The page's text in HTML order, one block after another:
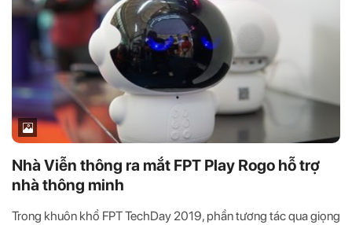
Nhà Viễn thông ra mắt FPT Play Rogo hỗ trợ
nhà thông minh
Trong khuôn khổ FPT TechDay 2019, phần tương tác qua giọng